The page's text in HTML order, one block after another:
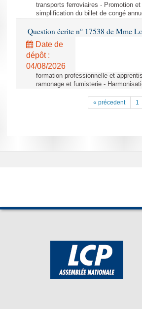
transports ferroviaires - Promotion
simplification du billet de congé
Question écrite n° 17538 de Mme
Date de
dépôt :
04/08/2026
formation professionnelle et
ramonage et fumisterie -
« précedent 1